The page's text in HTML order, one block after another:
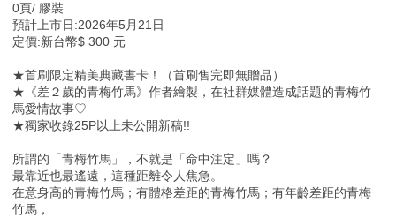
0頁/ 膠裝
預計上市日:2026年5月21日
定價:新台幣$ 300 元
★首刷限定精美典藏書卡！（首刷售完即無贈品）
★《差２歲的青梅竹馬》作者繪製，在社群媒體造成話題的青梅竹
馬愛情故事♡
★獨家收錄25P以上未公開新稿!!
所謂的「青梅竹馬」，不就是「命中注定」嗎？
最靠近也最遙遠，這種距離令人焦急。
在意身高的青梅竹馬；有體格差距的青梅竹馬；有年齡差距的青梅
竹馬，